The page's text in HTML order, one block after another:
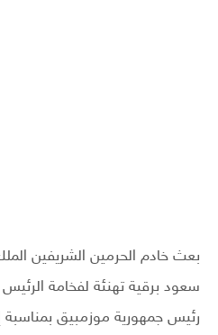
بعث خادم الحرمين الشريفين
سعود برقية تهنئة لفخامة
رئيس جمهورية موزمبيق بمناسبة